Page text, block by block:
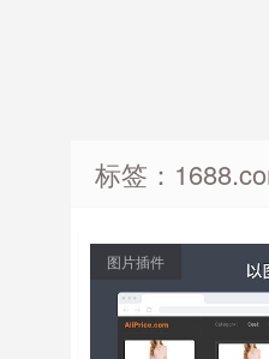
标签：
图片插件